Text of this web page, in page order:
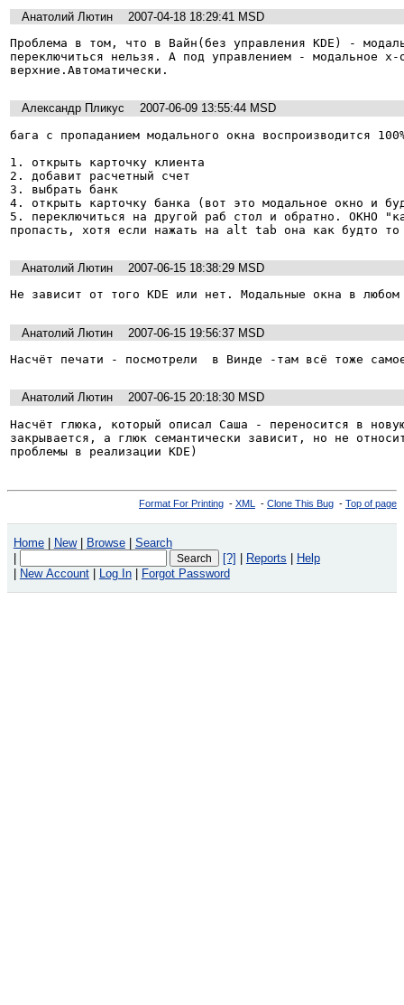
Анатолий Лютин
2007-04-18 18:29:41 MSD
Проблема в том, что в Вайн(без управления KDE) -
переключиться нельзя. А под управлением - модальное
верхние.Автоматически.
Александр Пликус
2007-06-09 13:55:44 MSD
бага с пропаданием модального окна воспроизводится
1. открыть карточку клиента
2. добавит расчетный счет
3. выбрать банк
4. открыть карточку банка (вот это модальное окно и
5. переключиться на другой раб стол и обратно. ОКНО
пропасть, хотя если нажать на alt tab она как будто то
Анатолий Лютин
2007-06-15 18:38:29 MSD
Не зависит от того KDE или нет. Модальные окна в
Анатолий Лютин
2007-06-15 19:56:37 MSD
Насчёт печати - посмотрели  в Винде -там всё тоже
Анатолий Лютин
2007-06-15 20:18:30 MSD
Насчёт глюка, который описал Саша - переносится в
закрывается, а глюк семантически зависит, но не
проблемы в реализации KDE)
Format For Printing - XML - Clone This Bug - Top of page
Home New Browse
Search
[?] Reports
Help
New Account Log In Forgot Password